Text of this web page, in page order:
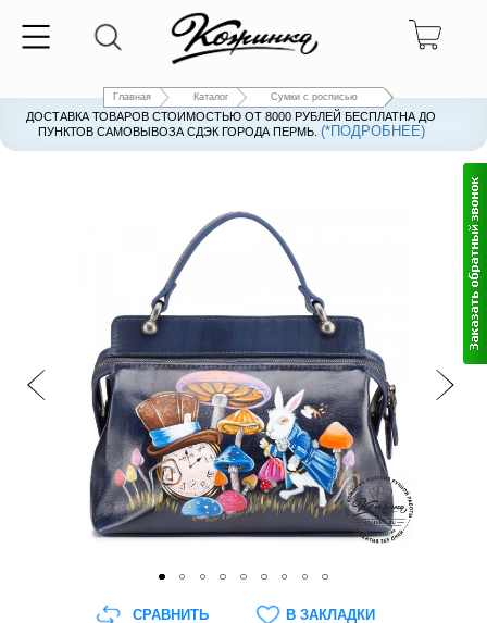
Главная Каталог Сумки с росписью
ДОСТАВКА ТОВАРОВ СТОИМОСТЬЮ ОТ 8000 РУБЛЕЙ БЕСПЛАТНА ДО
ПУНКТОВ САМОВЫВОЗА СДЭК ГОРОДА ПЕРМЬ. (*ПОДРОБНЕЕ)
СРАВНИТЬ В ЗАКЛАДКИ